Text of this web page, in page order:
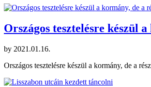
Országos tesztelésre készül
by 2021.01.16.
Országos tesztelésre készül a kormány, de a